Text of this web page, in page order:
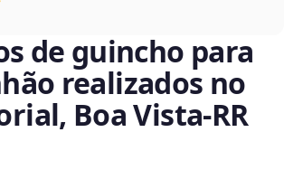
de guincho para
realizados no
Boa Vista‑RR